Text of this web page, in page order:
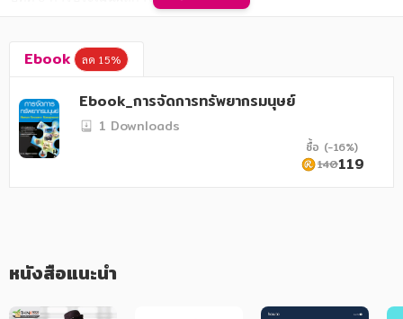
กฎหมาย สัญญา ภาษี
นิตยสาร หนังสือพิมพ์
ครอบครัว
การเรียน การศึกษา
   รวบรวมความรู้ที่สำคัญเกี่ยวกับ "การจัดการทรัพยากรมนุษย์" ไม่ว่า
จะเป็น การวิเคราะห์งานและการวางแผนทรัพยากรมนุษย์ให้มี
ประสิทธิภาพสูงสุด การสรรหาและการคัดเลือกทรัพยากรมนุษย์เข้าสู่
องค์กร การบริหารสวัสดิการและผลประโยชน์ อุบัติเหตุและความ
ปลอดภัยในการปฏิบัติงาน รวมถึงแรงงานสัมพันธ์ และอีกหลากหลาย
Ebook ลด 15%
Ebook_การจัดการทรัพยากรมนุษย์
1 Downloads
ซื้อ (-16%)
140119
หนังสือแนะนำ